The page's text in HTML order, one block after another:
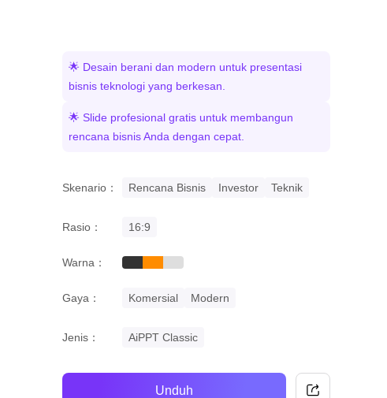
🌟 Desain berani dan modern untuk presentasi
bisnis teknologi yang berkesan.
🌟 Slide profesional gratis untuk membangun
rencana bisnis Anda dengan cepat.
Skenario： Rencana Bisnis Investor Teknik
Rasio： 16:9
Warna： blackorange
grey
Gaya： Komersial Modern
Jenis： AiPPT Classic
Unduh